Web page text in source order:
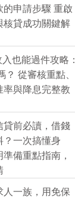
的申請步驟 重啟
核貸成功關鍵解
也能過件攻略：
從審核重點、
率與降息完整教
貸前必讀，借錢
？一次搞懂身
備重點指南，
人一族，用免保